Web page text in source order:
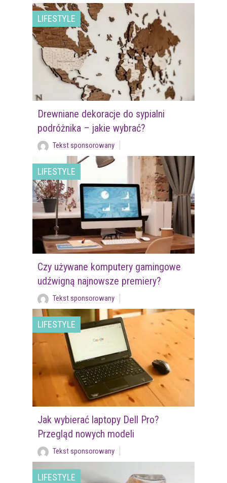
LIFESTYLE
Drewniane dekoracje do sypialni
podróżnika – jakie wybrać?
Tekst sponsorowany
LIFESTYLE
Czy używane komputery gamingowe
udźwigną najnowsze premiery?
Tekst sponsorowany
LIFESTYLE
Jak wybierać laptopy Dell Pro?
Przegląd nowych modeli
Tekst sponsorowany
LIFESTYLE